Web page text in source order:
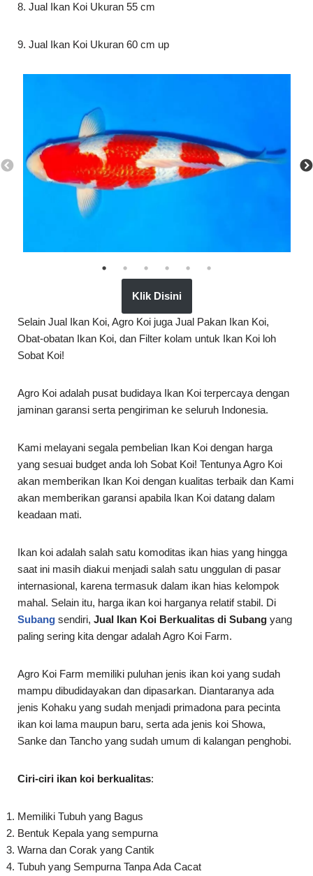
8. Jual Ikan Koi Ukuran 55 cm
9. Jual Ikan Koi Ukuran 60 cm up
Klik Disini
Selain Jual Ikan Koi, Agro Koi juga Jual Pakan Ikan Koi,
Obat-obatan Ikan Koi, dan Filter kolam untuk Ikan Koi loh
Sobat Koi!
Agro Koi adalah pusat budidaya Ikan Koi terpercaya dengan
jaminan garansi serta pengiriman ke seluruh Indonesia.
Kami melayani segala pembelian Ikan Koi dengan harga
yang sesuai budget anda loh Sobat Koi! Tentunya Agro Koi
akan memberikan Ikan Koi dengan kualitas terbaik dan Kami
akan memberikan garansi apabila Ikan Koi datang dalam
keadaan mati.
Ikan koi adalah salah satu komoditas ikan hias yang hingga
saat ini masih diakui menjadi salah satu unggulan di pasar
internasional, karena termasuk dalam ikan hias kelompok
mahal. Selain itu, harga ikan koi harganya relatif stabil. Di
Subang sendiri, Jual Ikan Koi Berkualitas di Subang yang
paling sering kita dengar adalah Agro Koi Farm.
Agro Koi Farm memiliki puluhan jenis ikan koi yang sudah
mampu dibudidayakan dan dipasarkan. Diantaranya ada
jenis Kohaku yang sudah menjadi primadona para pecinta
ikan koi lama maupun baru, serta ada jenis koi Showa,
Sanke dan Tancho yang sudah umum di kalangan penghobi.
Ciri-ciri ikan koi berkualitas:
Memiliki Tubuh yang Bagus
Bentuk Kepala yang sempurna
Warna dan Corak yang Cantik
Tubuh yang Sempurna Tanpa Ada Cacat